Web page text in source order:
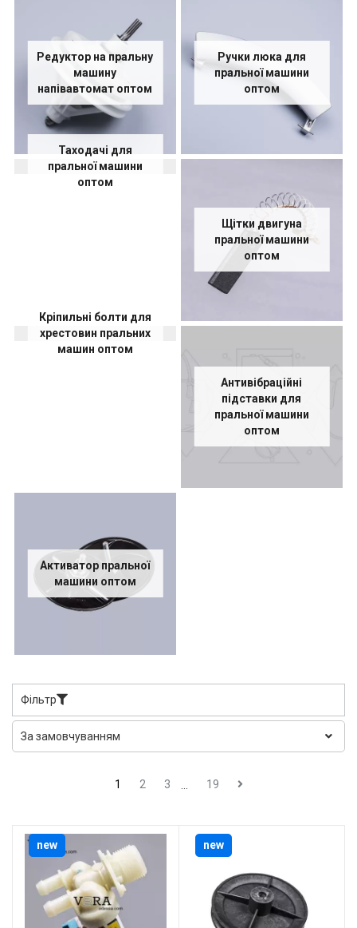
Редуктор на пральну
машину
напівавтомат оптом
Ручки люка для
пральної машини
оптом
Таходачі для
пральної машини
оптом
Щітки двигуна
пральної машини
оптом
Кріпильні болти для
хрестовин пральних
машин оптом
Антивібраційні
підставки для
пральної машини
оптом
Активатор пральної
машини оптом
Фільтр
1 2 3 19
new new